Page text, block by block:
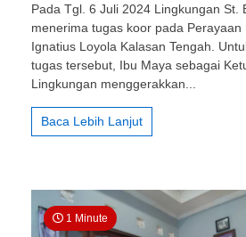
St.
Pada Tgl. 6 Juli 2024 Lingkungan St.
menerima tugas koor pada Perayaan
Ignatius Loyola Kalasan Tengah.
tugas tersebut, Ibu Maya sebagai
Lingkungan menggerakkan...
Baca Lebih Lanjut
1 Minute